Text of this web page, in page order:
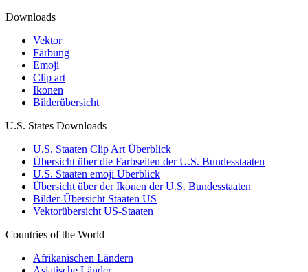
Downloads
Vektor
Färbung
Emoji
Clip art
Ikonen
Bilderübersicht
U.S. States Downloads
U.S. Staaten Clip Art Überblick
Übersicht über die Farbseiten der U.S. Bundesstaaten
U.S. Staaten emoji Überblick
Übersicht über der Ikonen der U.S. Bundesstaaten
Bilder-Übersicht Staaten US
Vektorübersicht US-Staaten
Countries of the World
Afrikanischen Ländern